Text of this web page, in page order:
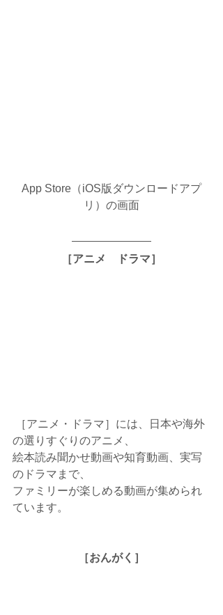
App Store（iOS版ダウンロードアプ
リ）の画面
［アニメ　ドラマ］
の選りすぐりのアニメ、
絵本読み聞かせ動画や知育動画、実写
のドラマまで、
ファミリーが楽しめる動画が集められ
ています。
［おんがく］